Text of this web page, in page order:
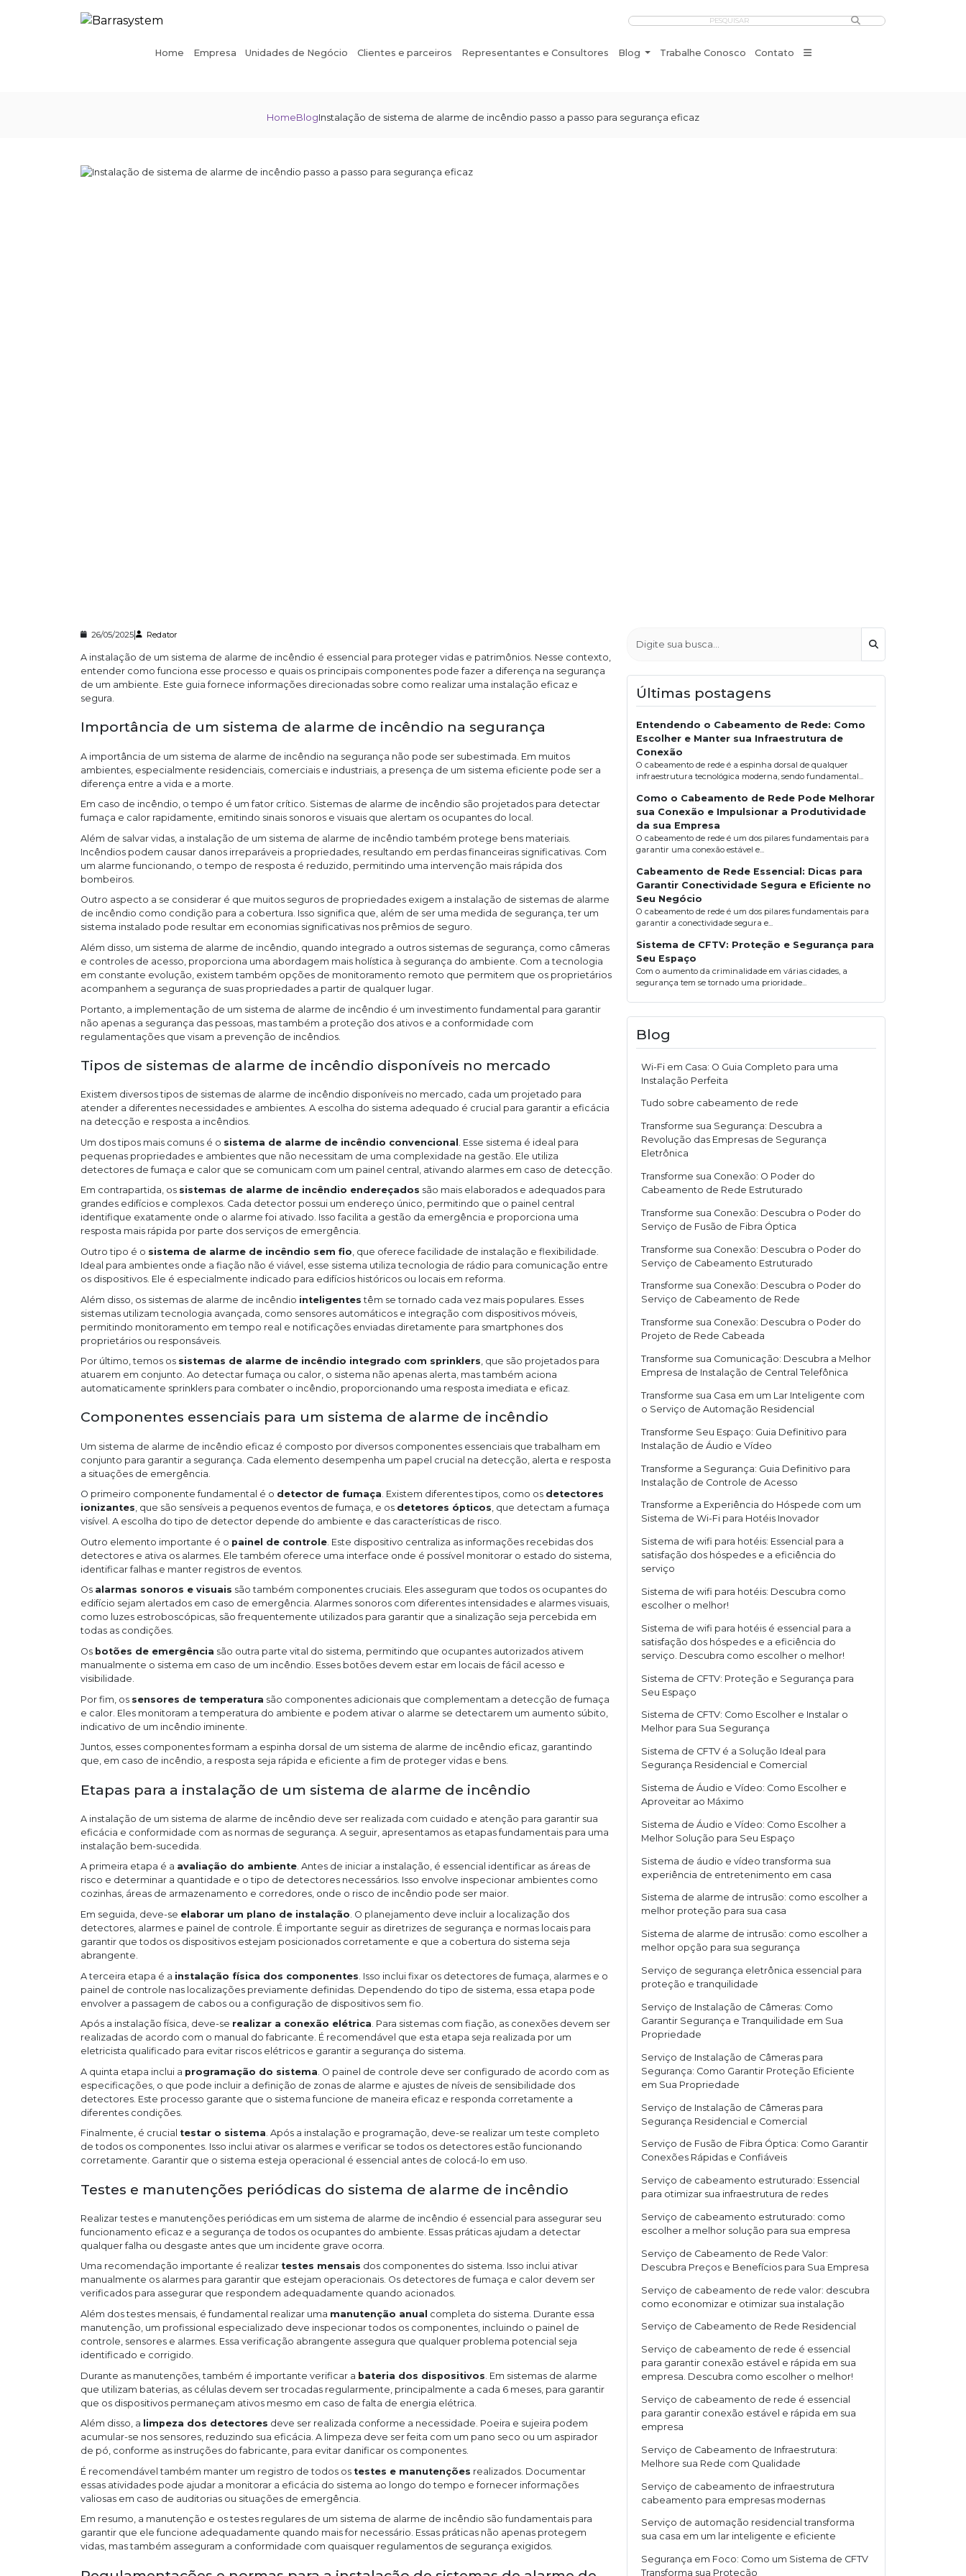
PESQUISAR
Home Empresa Unidades de Negócio Clientes e parceiros Representantes e Consultores Blog Trabalhe Conosco Contato
HomeBlogInstalação de sistema de alarme de incêndio passo a passo para segurança eficaz
26/05/2025 | Redator
A instalação de um sistema de alarme de incêndio é essencial para proteger vidas e patrimônios. Nesse contexto,
entender como funciona esse processo e quais os principais componentes pode fazer a diferença na segurança
de um ambiente. Este guia fornece informações direcionadas sobre como realizar uma instalação eficaz e
segura.
Importância de um sistema de alarme de incêndio na segurança
A importância de um sistema de alarme de incêndio na segurança não pode ser subestimada. Em muitos
ambientes, especialmente residenciais, comerciais e industriais, a presença de um sistema eficiente pode ser a
diferença entre a vida e a morte.
Em caso de incêndio, o tempo é um fator crítico. Sistemas de alarme de incêndio são projetados para detectar
fumaça e calor rapidamente, emitindo sinais sonoros e visuais que alertam os ocupantes do local.
Além de salvar vidas, a instalação de um sistema de alarme de incêndio também protege bens materiais.
Incêndios podem causar danos irreparáveis a propriedades, resultando em perdas financeiras significativas. Com
um alarme funcionando, o tempo de resposta é reduzido, permitindo uma intervenção mais rápida dos
bombeiros.
Outro aspecto a se considerar é que muitos seguros de propriedades exigem a instalação de sistemas de alarme
de incêndio como condição para a cobertura. Isso significa que, além de ser uma medida de segurança, ter um
sistema instalado pode resultar em economias significativas nos prêmios de seguro.
Além disso, um sistema de alarme de incêndio, quando integrado a outros sistemas de segurança, como câmeras
e controles de acesso, proporciona uma abordagem mais holística à segurança do ambiente. Com a tecnologia
em constante evolução, existem também opções de monitoramento remoto que permitem que os proprietários
acompanhem a segurança de suas propriedades a partir de qualquer lugar.
Portanto, a implementação de um sistema de alarme de incêndio é um investimento fundamental para garantir
não apenas a segurança das pessoas, mas também a proteção dos ativos e a conformidade com
regulamentações que visam a prevenção de incêndios.
Tipos de sistemas de alarme de incêndio disponíveis no mercado
Existem diversos tipos de sistemas de alarme de incêndio disponíveis no mercado, cada um projetado para
atender a diferentes necessidades e ambientes. A escolha do sistema adequado é crucial para garantir a eficácia
na detecção e resposta a incêndios.
Um dos tipos mais comuns é o sistema de alarme de incêndio convencional
. Esse sistema é ideal para
pequenas propriedades e ambientes que não necessitam de uma complexidade na gestão. Ele utiliza
detectores de fumaça e calor que se comunicam com um painel central, ativando alarmes em caso de detecção.
Em contrapartida, os sistemas de alarme de incêndio endereçados são mais elaborados e adequados para
grandes edifícios e complexos. Cada detector possui um endereço único, permitindo que o painel central
identifique exatamente onde o alarme foi ativado. Isso facilita a gestão da emergência e proporciona uma
resposta mais rápida por parte dos serviços de emergência.
Outro tipo é o sistema de alarme de incêndio sem fio , que oferece facilidade de instalação e flexibilidade.
Ideal para ambientes onde a fiação não é viável, esse sistema utiliza tecnologia de rádio para comunicação entre
os dispositivos. Ele é especialmente indicado para edifícios históricos ou locais em reforma.
Além disso, os sistemas de alarme de incêndio inteligentes têm se tornado cada vez mais populares. Esses
sistemas utilizam tecnologia avançada, como sensores automáticos e integração com dispositivos móveis,
permitindo monitoramento em tempo real e notificações enviadas diretamente para smartphones dos
proprietários ou responsáveis.
Por último, temos os sistemas de alarme de incêndio integrado com sprinklers, que são projetados para
atuarem em conjunto. Ao detectar fumaça ou calor, o sistema não apenas alerta, mas também aciona
automaticamente sprinklers para combater o incêndio, proporcionando uma resposta imediata e eficaz.
Componentes essenciais para um sistema de alarme de incêndio
Um sistema de alarme de incêndio eficaz é composto por diversos componentes essenciais que trabalham em
conjunto para garantir a segurança. Cada elemento desempenha um papel crucial na detecção, alerta e resposta
a situações de emergência.
O primeiro componente fundamental é o detector de fumaça. Existem diferentes tipos, como os detectores
ionizantes, que são sensíveis a pequenos eventos de fumaça, e os detetores ópticos, que detectam a fumaça
visível. A escolha do tipo de detector depende do ambiente e das características de risco.
Outro elemento importante é o painel de controle. Este dispositivo centraliza as informações recebidas dos
detectores e ativa os alarmes. Ele também oferece uma interface onde é possível monitorar o estado do sistema,
identificar falhas e manter registros de eventos.
Os alarmas sonoros e visuais são também componentes cruciais. Eles asseguram que todos os ocupantes do
edifício sejam alertados em caso de emergência. Alarmes sonoros com diferentes intensidades e alarmes visuais,
como luzes estroboscópicas, são frequentemente utilizados para garantir que a sinalização seja percebida em
todas as condições.
Os botões de emergência são outra parte vital do sistema, permitindo que ocupantes autorizados ativem
manualmente o sistema em caso de um incêndio. Esses botões devem estar em locais de fácil acesso e
visibilidade.
Por fim, os sensores de temperatura são componentes adicionais que complementam a detecção de fumaça
e calor. Eles monitoram a temperatura do ambiente e podem ativar o alarme se detectarem um aumento súbito,
indicativo de um incêndio iminente.
Juntos, esses componentes formam a espinha dorsal de um sistema de alarme de incêndio eficaz, garantindo
que, em caso de incêndio, a resposta seja rápida e eficiente a fim de proteger vidas e bens.
Etapas para a instalação de um sistema de alarme de incêndio
A instalação de um sistema de alarme de incêndio deve ser realizada com cuidado e atenção para garantir sua
eficácia e conformidade com as normas de segurança. A seguir, apresentamos as etapas fundamentais para uma
instalação bem-sucedida.
A primeira etapa é a avaliação do ambiente. Antes de iniciar a instalação, é essencial identificar as áreas de
risco e determinar a quantidade e o tipo de detectores necessários. Isso envolve inspecionar ambientes como
cozinhas, áreas de armazenamento e corredores, onde o risco de incêndio pode ser maior.
Em seguida, deve-se elaborar um plano de instalação . O planejamento deve incluir a localização dos
detectores, alarmes e painel de controle. É importante seguir as diretrizes de segurança e normas locais para
garantir que todos os dispositivos estejam posicionados corretamente e que a cobertura do sistema seja
abrangente.
A terceira etapa é a instalação física dos componentes . Isso inclui fixar os detectores de fumaça, alarmes e o
painel de controle nas localizações previamente definidas. Dependendo do tipo de sistema, essa etapa pode
envolver a passagem de cabos ou a configuração de dispositivos sem fio.
Após a instalação física, deve-se realizar a conexão elétrica. Para sistemas com fiação, as conexões devem ser
realizadas de acordo com o manual do fabricante. É recomendável que esta etapa seja realizada por um
eletricista qualificado para evitar riscos elétricos e garantir a segurança do sistema.
A quinta etapa inclui a programação do sistema . O painel de controle deve ser configurado de acordo com as
especificações, o que pode incluir a definição de zonas de alarme e ajustes de níveis de sensibilidade dos
detectores. Este processo garante que o sistema funcione de maneira eficaz e responda corretamente a
diferentes condições.
Finalmente, é crucial testar o sistema. Após a instalação e programação, deve-se realizar um teste completo
de todos os componentes. Isso inclui ativar os alarmes e verificar se todos os detectores estão funcionando
corretamente. Garantir que o sistema esteja operacional é essencial antes de colocá-lo em uso.
Testes e manutenções periódicas do sistema de alarme de incêndio
Realizar testes e manutenções periódicas em um sistema de alarme de incêndio é essencial para assegurar seu
funcionamento eficaz e a segurança de todos os ocupantes do ambiente. Essas práticas ajudam a detectar
qualquer falha ou desgaste antes que um incidente grave ocorra.
Uma recomendação importante é realizar testes mensais dos componentes do sistema. Isso inclui ativar
manualmente os alarmes para garantir que estejam operacionais. Os detectores de fumaça e calor devem ser
verificados para assegurar que respondem adequadamente quando acionados.
Além dos testes mensais, é fundamental realizar uma manutenção anual completa do sistema. Durante essa
manutenção, um profissional especializado deve inspecionar todos os componentes, incluindo o painel de
controle, sensores e alarmes. Essa verificação abrangente assegura que qualquer problema potencial seja
identificado e corrigido.
Durante as manutenções, também é importante verificar a bateria dos dispositivos . Em sistemas de alarme
que utilizam baterias, as células devem ser trocadas regularmente, principalmente a cada 6 meses, para garantir
que os dispositivos permaneçam ativos mesmo em caso de falta de energia elétrica.
Além disso, a limpeza dos detectores deve ser realizada conforme a necessidade. Poeira e sujeira podem
acumular-se nos sensores, reduzindo sua eficácia. A limpeza deve ser feita com um pano seco ou um aspirador
de pó, conforme as instruções do fabricante, para evitar danificar os componentes.
É recomendável também manter um registro de todos os testes e manutenções realizados. Documentar
essas atividades pode ajudar a monitorar a eficácia do sistema ao longo do tempo e fornecer informações
valiosas em caso de auditorias ou situações de emergência.
Em resumo, a manutenção e os testes regulares de um sistema de alarme de incêndio são fundamentais para
garantir que ele funcione adequadamente quando mais for necessário. Essas práticas não apenas protegem
vidas, mas também asseguram a conformidade com quaisquer regulamentos de segurança exigidos.
Buscar
Últimas postagens
Entendendo o Cabeamento de Rede: Como
Escolher e Manter sua Infraestrutura de
Conexão
O cabeamento de rede é a espinha dorsal de qualquer
infraestrutura tecnológica moderna, sendo fundamental...
Como o Cabeamento de Rede Pode Melhorar
sua Conexão e Impulsionar a Produtividade
da sua Empresa
O cabeamento de rede é um dos pilares fundamentais para
garantir uma conexão estável e...
Cabeamento de Rede Essencial: Dicas para
Garantir Conectividade Segura e Eficiente no
Seu Negócio
O cabeamento de rede é um dos pilares fundamentais para
garantir a conectividade segura e...
Sistema de CFTV: Proteção e Segurança para
Seu Espaço
Com o aumento da criminalidade em várias cidades, a
segurança tem se tornado uma prioridade...
Blog
Wi-Fi em Casa: O Guia Completo para uma
Instalação Perfeita
Tudo sobre cabeamento de rede
Transforme sua Segurança: Descubra a
Revolução das Empresas de Segurança
Eletrônica
Transforme sua Conexão: O Poder do
Cabeamento de Rede Estruturado
Transforme sua Conexão: Descubra o Poder do
Serviço de Fusão de Fibra Óptica
Transforme sua Conexão: Descubra o Poder do
Serviço de Cabeamento Estruturado
Transforme sua Conexão: Descubra o Poder do
Serviço de Cabeamento de Rede
Transforme sua Conexão: Descubra o Poder do
Projeto de Rede Cabeada
Transforme sua Comunicação: Descubra a Melhor
Empresa de Instalação de Central Telefônica
Transforme sua Casa em um Lar Inteligente com
o Serviço de Automação Residencial
Transforme Seu Espaço: Guia Definitivo para
Instalação de Áudio e Vídeo
Transforme a Segurança: Guia Definitivo para
Instalação de Controle de Acesso
Transforme a Experiência do Hóspede com um
Sistema de Wi-Fi para Hotéis Inovador
Sistema de wifi para hotéis: Essencial para a
satisfação dos hóspedes e a eficiência do
serviço
Sistema de wifi para hotéis: Descubra como
escolher o melhor!
Sistema de wifi para hotéis é essencial para a
satisfação dos hóspedes e a eficiência do
serviço. Descubra como escolher o melhor!
Sistema de CFTV: Proteção e Segurança para
Seu Espaço
Sistema de CFTV: Como Escolher e Instalar o
Melhor para Sua Segurança
Sistema de CFTV é a Solução Ideal para
Segurança Residencial e Comercial
Sistema de Áudio e Vídeo: Como Escolher e
Aproveitar ao Máximo
Sistema de Áudio e Vídeo: Como Escolher a
Melhor Solução para Seu Espaço
Sistema de áudio e vídeo transforma sua
experiência de entretenimento em casa
Sistema de alarme de intrusão: como escolher a
melhor proteção para sua casa
Sistema de alarme de intrusão: como escolher a
melhor opção para sua segurança
Serviço de segurança eletrônica essencial para
proteção e tranquilidade
Serviço de Instalação de Câmeras: Como
Garantir Segurança e Tranquilidade em Sua
Propriedade
Serviço de Instalação de Câmeras para
Segurança: Como Garantir Proteção Eficiente
em Sua Propriedade
Serviço de Instalação de Câmeras para
Segurança Residencial e Comercial
Serviço de Fusão de Fibra Óptica: Como Garantir
Conexões Rápidas e Confiáveis
Serviço de cabeamento estruturado: Essencial
para otimizar sua infraestrutura de redes
Serviço de cabeamento estruturado: como
escolher a melhor solução para sua empresa
Serviço de Cabeamento de Rede Valor:
Descubra Preços e Benefícios para Sua Empresa
Serviço de cabeamento de rede valor: descubra
como economizar e otimizar sua instalação
Serviço de Cabeamento de Rede Residencial
Serviço de cabeamento de rede é essencial
para garantir conexão estável e rápida em sua
empresa. Descubra como escolher o melhor!
Serviço de cabeamento de rede é essencial
para garantir conexão estável e rápida em sua
empresa
Serviço de Cabeamento de Infraestrutura:
Melhore sua Rede com Qualidade
Serviço de cabeamento de infraestrutura
cabeamento para empresas modernas
Serviço de automação residencial transforma
sua casa em um lar inteligente e eficiente
Segurança em Foco: Como um Sistema de CFTV
Transforma sua Proteção